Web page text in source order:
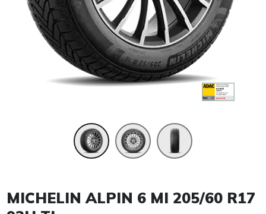
Item 1 of 3
MICHELIN ALPIN 6 MI 205/60 R17